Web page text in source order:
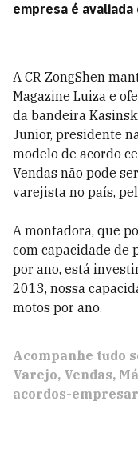
empresa é avaliada
A CR ZongShen
Magazine Luiza e
da bandeira
Junior, presidente
modelo de acordo
Vendas não pode
varejista no país,
A montadora, que
com capacidade de
por ano, está
2013, nossa
motos por ano.
Acompanhe tudo
Varejo Vendas
acordos-